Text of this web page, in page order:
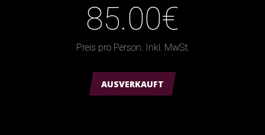
85.00€
Preis pro Person. Inkl. MwSt.
AUSVERKAUFT